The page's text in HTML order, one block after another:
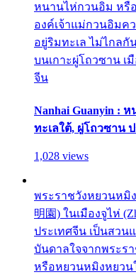
หนานไห่กวนอิม หรื
องค์เจ้าแม่กวนอิมค
อยู่ริมทะเล ไม่ไกลกั
บนเกาะผู่โถวซาน เ
จีน
Nanhai Guanyin :
ทะเลใต้, ผู่โถวซาน
1,028 views
พระราชวังหยวนหมิง
明園) ในเมืองจูไห่
ประเทศจีน เป็นสวน
บันดาลใจจากพระรา
หรือหยวนหมิงหยวน